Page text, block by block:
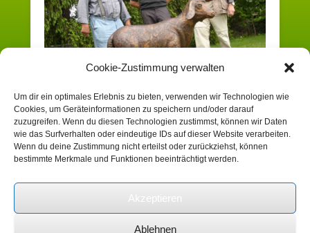
Cookie-Zustimmung verwalten
Um dir ein optimales Erlebnis zu bieten, verwenden wir Technologien wie
Cookies, um Geräteinformationen zu speichern und/oder darauf
zuzugreifen. Wenn du diesen Technologien zustimmst, können wir Daten
wie das Surfverhalten oder eindeutige IDs auf dieser Website verarbeiten.
Wenn du deine Zustimmung nicht erteilst oder zurückziehst, können
bestimmte Merkmale und Funktionen beeinträchtigt werden.
Akzeptieren
Ablehnen
Sowohl Kommentare als auch Trackbacks sind derzeit
geschlossen.